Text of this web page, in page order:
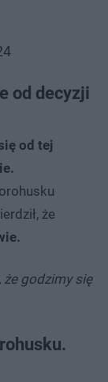
od decyzji
od tej
że
że godzimy się